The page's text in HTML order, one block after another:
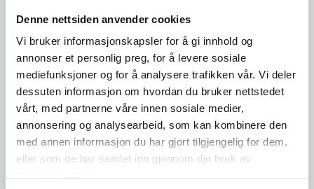
Denne nettsiden anvender cookies
Vi bruker informasjonskapsler for å gi innhold og
annonser et personlig preg, for å levere sosiale
mediefunksjoner og for å analysere trafikken vår. Vi deler
dessuten informasjon om hvordan du bruker nettstedet
vårt, med partnerne våre innen sosiale medier,
annonsering og analysearbeid, som kan kombinere den
med annen informasjon du har gjort tilgjengelig for dem,
eller som de har samlet inn gjennom din bruk av